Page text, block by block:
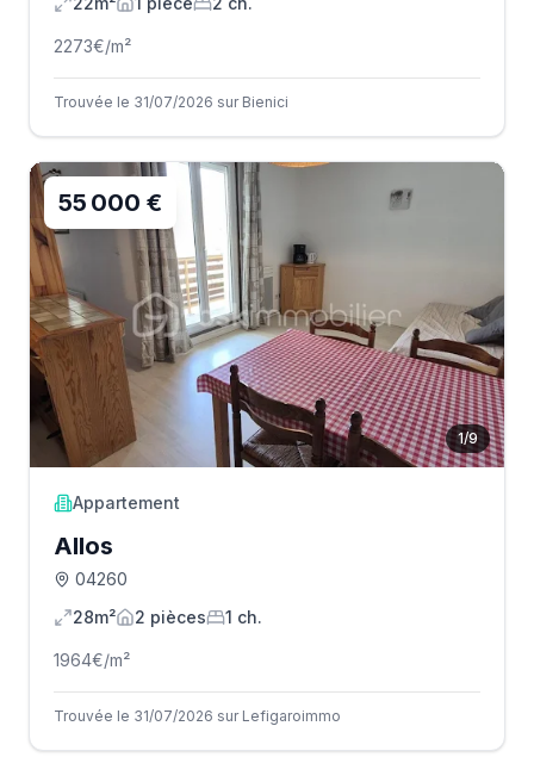
2273€/m²
Trouvée le 31/07/2026 sur Bienici
1/9
55 000 €
Appartement
Allos
04260
28m²
2 pièces 1 ch.
1964€/m²
Trouvée le 31/07/2026 sur Lefigaroimmo